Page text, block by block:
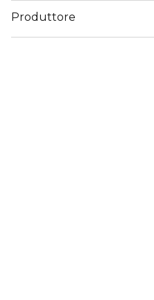
Produttore